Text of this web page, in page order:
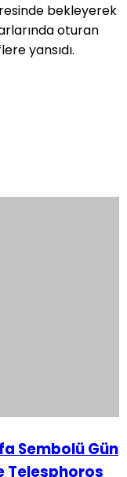
bekleyerek
oturan
yansıdı.
Sembolü Gün
Telesphoros